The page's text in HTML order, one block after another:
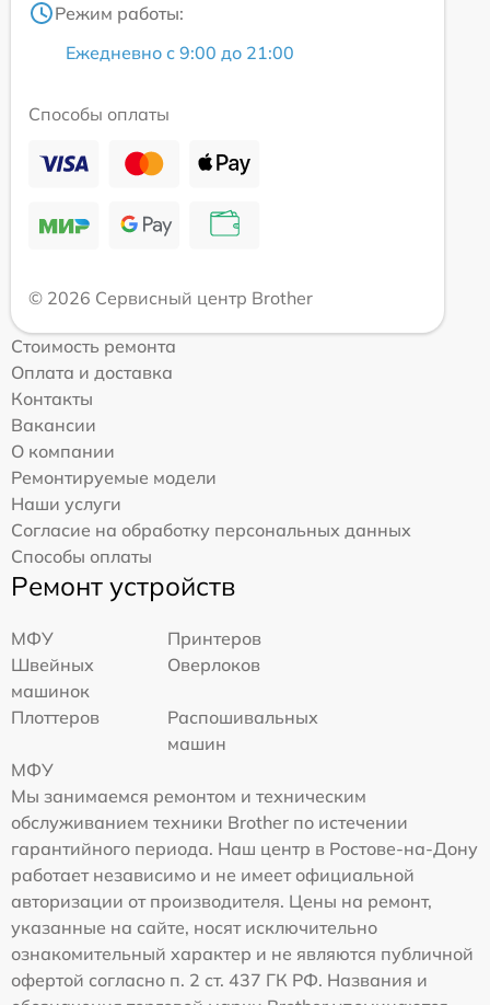
Режим работы:
Ежедневно с 9:00 до 21:00
Способы оплаты
© 2026 Сервисный центр Brother
Стоимость ремонта
Оплата и доставка
Контакты
Вакансии
О компании
Ремонтируемые модели
Наши услуги
Согласие на обработку персональных данных
Способы оплаты
Ремонт устройств
МФУ
Принтеров
Швейных
машинок
Оверлоков
Плоттеров
Распошивальных
машин
МФУ
Мы занимаемся ремонтом и техническим
обслуживанием техники Brother по истечении
гарантийного периода. Наш центр в Ростове-на-Дону
работает независимо и не имеет официальной
авторизации от производителя. Цены на ремонт,
указанные на сайте, носят исключительно
ознакомительный характер и не являются публичной
офертой согласно п. 2 ст. 437 ГК РФ. Названия и